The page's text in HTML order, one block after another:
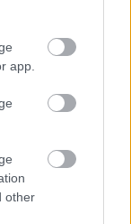
app.
other
véli,
magyar
évtizede
nyílhat az
arról írt, hogy